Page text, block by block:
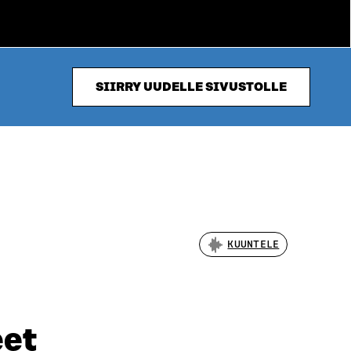
SIIRRY UUDELLE SIVUSTOLLE
KUUNTELE